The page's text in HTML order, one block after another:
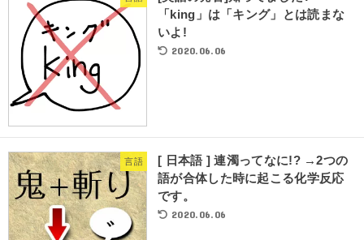
「king」は「キング」とは読まな
いよ!
2020.06.06
言語
[ 日本語 ] 連濁ってなに!? →2つの
語が合体した時に起こる化学反応
です。
2020.06.06